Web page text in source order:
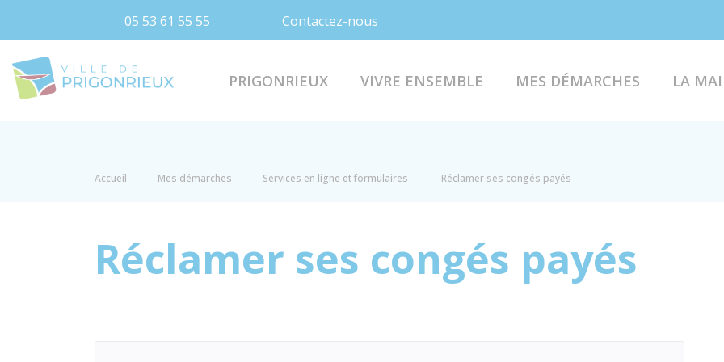
05 53 61 55 55 Contactez-nous
PRIGONRIEUX VIVRE ENSEMBLE MES DÉMARCHES LA
Accueil Mes démarches Services en ligne et formulaires Réclamer ses congés payés
Réclamer ses congés payés